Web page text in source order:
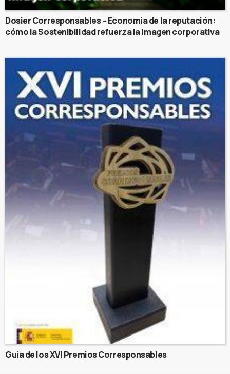
Dosier Corresponsables – Economía de la reputación:
cómo la Sostenibilidad refuerza la imagen corporativa
Guía de los XVI Premios Corresponsables